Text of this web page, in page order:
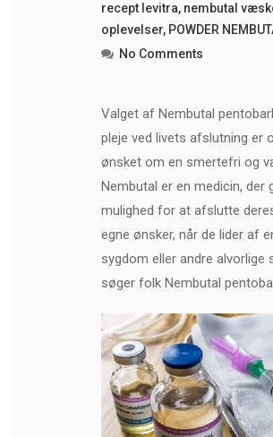
recept levitra, nembutal
oplevelser, POWDER
No Comments
Valget af Nembutal
pleje ved livets afslutning er
ønsket om en smertefri og
Nembutal er en medicin, der
mulighed for at afslutte
egne ønsker, når de lider af
sygdom eller andre alvorlige
søger folk Nembutal